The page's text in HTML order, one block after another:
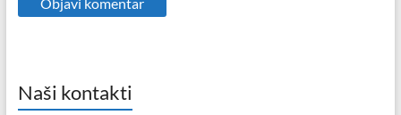
Naši kontakti